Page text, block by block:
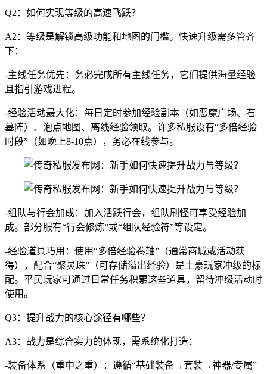
Q2：如何实现等级的高速飞跃？
A2：等级是解锁高级功能和地图的门槛。快速升级需多管齐
下：
-主线任务优先：务必完成所有主线任务，它们提供海量经验
且指引游戏进程。
-经验活动最大化：每日定时参加经验副本（如恶魔广场、石
墓阵）、泡点地图、离线经验领取。许多私服设有“多倍经验
时段”（如晚上8-10点），务必在线参与。
-组队与行会加成：加入活跃行会，组队刷怪可享受经验加
成。部分服有“行会修炼”或“组队经验符”等设定。
-经验道具巧用：使用“多倍经验卷轴”（通常商城或活动获
得），配合“聚灵珠”（可存储溢出经验）是土豪玩家冲级的标
配。平民玩家可通过日常任务积累这些道具，留待冲级活动时
使用。
Q3：提升战力的核心途径有哪些？
A3：战力是综合实力的体现，需系统化打造：
-装备体系（重中之重）：遵循“基础装备→套装→神器/专属”